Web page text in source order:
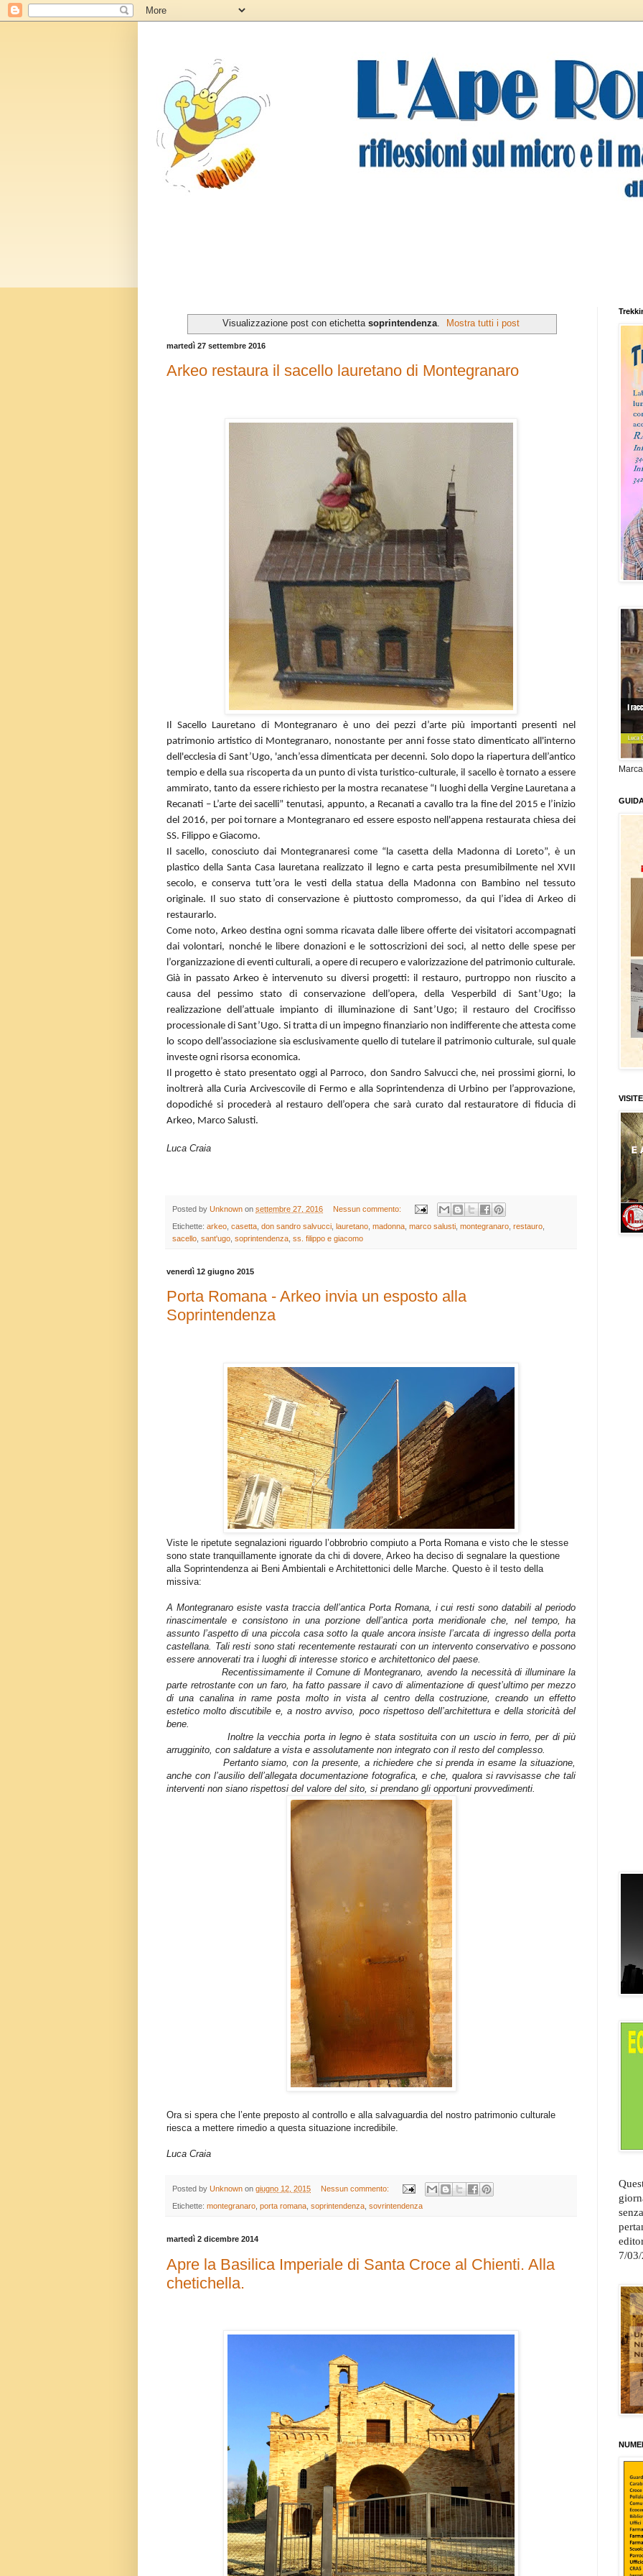
Visualizzazione post con etichetta soprintendenza. Mostra tutti i post
martedì 27 settembre 2016
Arkeo restaura il sacello lauretano di Montegranaro
Il Sacello Lauretano di Montegranaro è uno dei pezzi d’arte più importanti presenti nel
patrimonio artistico di Montegranaro, nonostante per anni fosse stato dimenticato all'interno
dell'ecclesia di Sant’Ugo, 'anch’essa dimenticata per decenni. Solo dopo la riapertura dell’antico
tempio e della sua riscoperta da un punto di vista turistico-culturale, il sacello è tornato a essere
ammirato, tanto da essere richiesto per la mostra recanatese “I luoghi della Vergine Lauretana a
Recanati – L’arte dei sacelli” tenutasi, appunto, a Recanati a cavallo tra la fine del 2015 e l’inizio
del 2016, per poi tornare a Montegranaro ed essere esposto nell'appena restaurata chiesa dei
SS. Filippo e Giacomo.
Il sacello, conosciuto dai Montegranaresi come “la casetta della Madonna di Loreto”, è un
plastico della Santa Casa lauretana realizzato il legno e carta pesta presumibilmente nel XVII
secolo, e conserva tutt’ora le vesti della statua della Madonna con Bambino nel tessuto
originale. Il suo stato di conservazione è piuttosto compromesso, da qui l’idea di Arkeo di
restaurarlo.
Come noto, Arkeo destina ogni somma ricavata dalle libere offerte dei visitatori accompagnati
dai volontari, nonché le libere donazioni e le sottoscrizioni dei soci, al netto delle spese per
l’organizzazione di eventi culturali, a opere di recupero e valorizzazione del patrimonio culturale.
Già in passato Arkeo è intervenuto su diversi progetti: il restauro, purtroppo non riuscito a
causa del pessimo stato di conservazione dell’opera, della Vesperbild di Sant’Ugo; la
realizzazione dell’attuale impianto di illuminazione di Sant’Ugo; il restauro del Crocifisso
processionale di Sant’Ugo. Si tratta di un impegno finanziario non indifferente che attesta come
lo scopo dell’associazione sia esclusivamente quello di tutelare il patrimonio culturale, sul quale
investe ogni risorsa economica.
Il progetto è stato presentato oggi al Parroco, don Sandro Salvucci che, nei prossimi giorni, lo
inoltrerà alla Curia Arcivescovile di Fermo e alla Soprintendenza di Urbino per l’approvazione,
dopodiché si procederà al restauro dell’opera che sarà curato dal restauratore di fiducia di
Arkeo, Marco Salusti.
Luca Craia
Posted by Unknown on settembre 27, 2016 Nessun commento:
Etichette: arkeo casetta don sandro salvucci lauretano madonna marco salusti montegranaro restauro
sacello sant'ugo soprintendenza ss. filippo e giacomo
venerdì 12 giugno 2015
Porta Romana - Arkeo invia un esposto alla
Soprintendenza
Viste le ripetute segnalazioni riguardo l’obbrobrio compiuto a Porta Romana e visto che le stesse
sono state tranquillamente ignorate da chi di dovere, Arkeo ha deciso di segnalare la questione
alla Soprintendenza ai Beni Ambientali e Architettonici delle Marche. Questo è il testo della
missiva:
A Montegranaro esiste vasta traccia dell’antica Porta Romana, i cui resti sono databili al periodo
rinascimentale e consistono in una porzione dell’antica porta meridionale che, nel tempo, ha
assunto l’aspetto di una piccola casa sotto la quale ancora insiste l’arcata di ingresso della porta
castellana. Tali resti sono stati recentemente restaurati con un intervento conservativo e possono
essere annoverati tra i luoghi di interesse storico e architettonico del paese.
Recentissimamente il Comune di Montegranaro, avendo la necessità di illuminare la
parte retrostante con un faro, ha fatto passare il cavo di alimentazione di quest’ultimo per mezzo
di una canalina in rame posta molto in vista al centro della costruzione, creando un effetto
estetico molto discutibile e, a nostro avviso, poco rispettoso dell’architettura e della storicità del
bene.
Inoltre la vecchia porta in legno è stata sostituita con un uscio in ferro, per di più
arrugginito, con saldature a vista e assolutamente non integrato con il resto del complesso.
Pertanto siamo, con la presente, a richiedere che si prenda in esame la situazione,
anche con l’ausilio dell’allegata documentazione fotografica, e che, qualora si ravvisasse che tali
interventi non siano rispettosi del valore del sito, si prendano gli opportuni provvedimenti.
Ora si spera che l’ente preposto al controllo e alla salvaguardia del nostro patrimonio culturale
riesca a mettere rimedio a questa situazione incredibile.
Luca Craia
Posted by Unknown on giugno 12, 2015 Nessun commento:
Etichette: montegranaro porta romana soprintendenza sovrintendenza
martedì 2 dicembre 2014
Apre la Basilica Imperiale di Santa Croce al Chienti. Alla
chetichella.
Marca
VISITE
7/